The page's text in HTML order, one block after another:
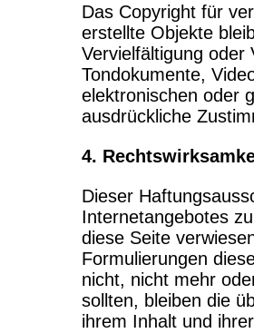
Das Copyright für
erstellte Objekte
Vervielfältigung oder
Tondokumente,
elektronischen oder
ausdrückliche
4.
Dieser
Internetangebotes
diese Seite
Formulierungen
nicht, nicht mehr
sollten, bleiben die
ihrem Inhalt und